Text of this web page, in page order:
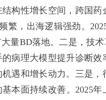
构性增长空间，跨国
繁，出海逻辑强劲。
量BD落地。二是，技
病理大模型提升诊断
遇和增长动力。三是
本面持续改善。2025